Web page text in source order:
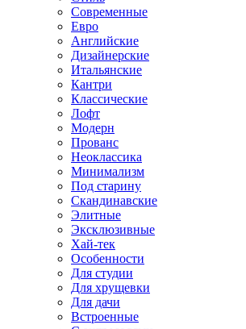
Современные
Евро
Английские
Дизайнерские
Итальянские
Кантри
Классические
Лофт
Модерн
Прованс
Неоклассика
Минимализм
Под старину
Скандинавские
Элитные
Эксклюзивные
Хай-тек
Особенности
Для студии
Для хрущевки
Для дачи
Встроенные